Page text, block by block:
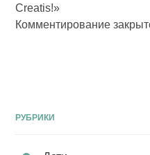
Creatis!»
Комментирование
РУБРИКИ